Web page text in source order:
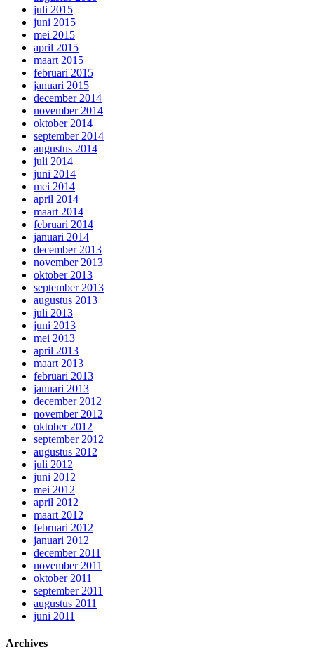
juli 2015
juni 2015
mei 2015
april 2015
maart 2015
februari 2015
januari 2015
december 2014
november 2014
oktober 2014
september 2014
augustus 2014
juli 2014
juni 2014
mei 2014
april 2014
maart 2014
februari 2014
januari 2014
december 2013
november 2013
oktober 2013
september 2013
augustus 2013
juli 2013
juni 2013
mei 2013
april 2013
maart 2013
februari 2013
januari 2013
december 2012
november 2012
oktober 2012
september 2012
augustus 2012
juli 2012
juni 2012
mei 2012
april 2012
maart 2012
februari 2012
januari 2012
december 2011
november 2011
oktober 2011
september 2011
augustus 2011
juni 2011
Archives